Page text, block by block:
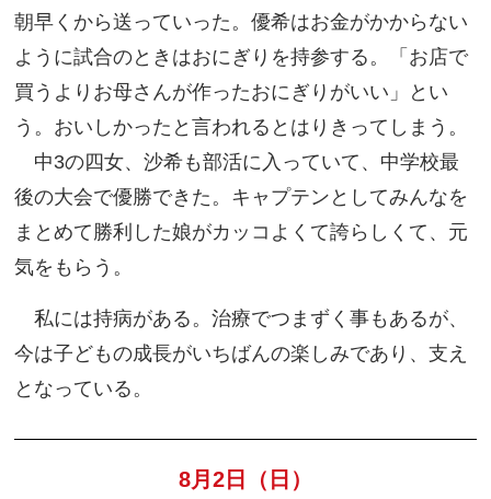
朝早くから送っていった。優希はお金がかからない
ように試合のときはおにぎりを持参する。「お店で
買うよりお母さんが作ったおにぎりがいい」とい
う。おいしかったと言われるとはりきってしまう。
中3の四女、沙希も部活に入っていて、中学校最
後の大会で優勝できた。キャプテンとしてみんなを
まとめて勝利した娘がカッコよくて誇らしくて、元
気をもらう。
私には持病がある。治療でつまずく事もあるが、
今は子どもの成長がいちばんの楽しみであり、支え
となっている。
8月2日（日）